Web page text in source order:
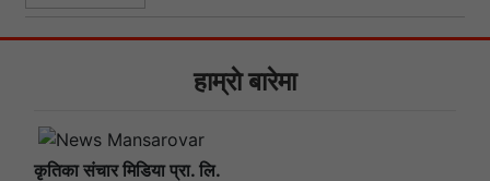
हाम्राे बारेमा
कृतिका संचार मिडिया प्रा. लि.